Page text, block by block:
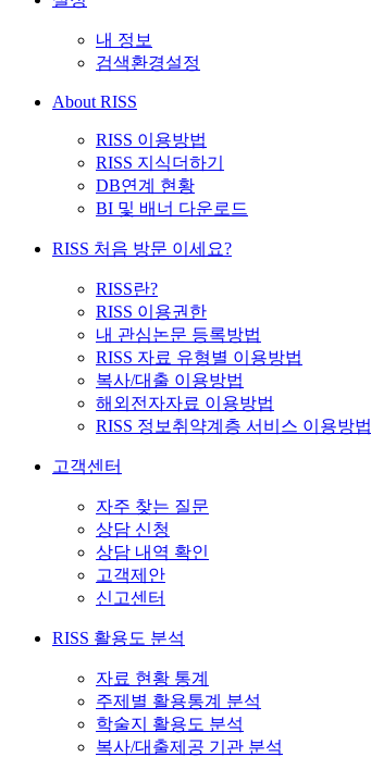
내 정보
검색환경설정
About RISS
RISS 이용방법
RISS 지식더하기
DB연계 현황
BI 및 배너 다운로드
RISS 처음 방문 이세요?
RISS란?
RISS 이용권한
내 관심논문 등록방법
RISS 자료 유형별 이용방법
복사/대출 이용방법
해외전자자료 이용방법
RISS 정보취약계층 서비스 이용방법
고객센터
자주 찾는 질문
상담 신청
상담 내역 확인
고객제안
신고센터
RISS 활용도 분석
자료 현황 통계
주제별 활용통계 분석
학술지 활용도 분석
복사/대출제공 기관 분석